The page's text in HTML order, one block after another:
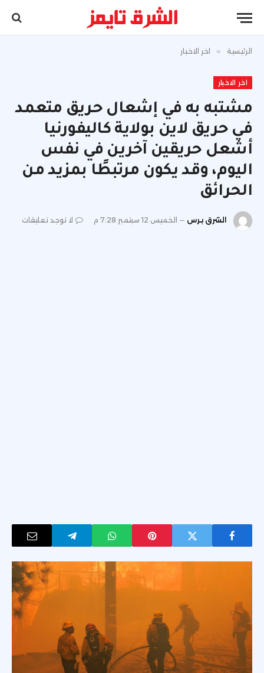
الرئيسية » اخر الاخبار
اخر الاخبار
مشتبه به في إشعال حريق متعمد
في حريق لاين بولاية كاليفورنيا
أشعل حريقين آخرين في نفس
اليوم، وقد يكون مرتبطًا بمزيد من
الحرائق
الشرق برس الخميس 12 سبتمبر 7:28 م لا توجد تعليقات